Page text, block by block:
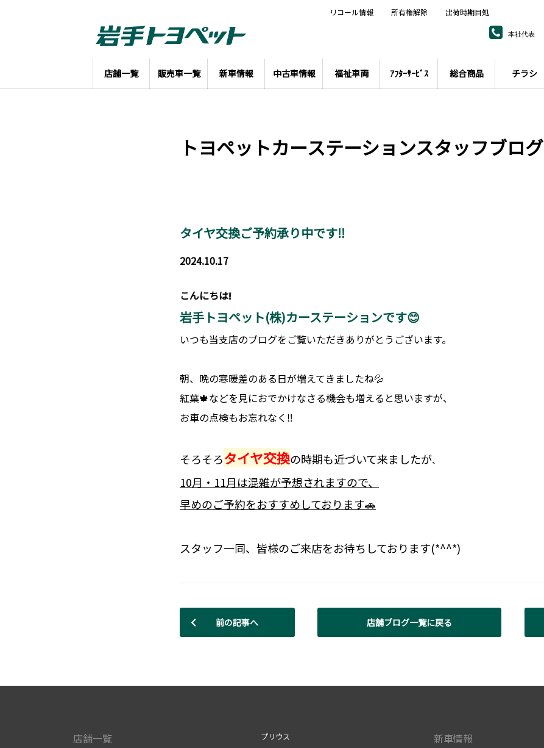
本社代表
店舗一覧 販売車一覧 新車情報 中古車情報 福祉車両 ｱﾌﾀｰｻｰﾋﾞｽ 総合商品 チラシ
リコール情報 所有権解除 出荷時期目処
トヨペットカーステーションスタッフブログ
タイヤ交換ご予約承り中です‼
2024.10.17
こんにちは❕
岩手トヨペット(株)カーステーションです😊
いつも当支店のブログをご覧いただきありがとうございます。
朝、晩の寒暖差のある日が増えてきましたね💦
紅葉🍁などを見におでかけなさる機会も増えると思いますが、
お車の点検もお忘れなく‼
そろそろタイヤ交換の時期も近づいて来ましたが、
10月・11月は混雑が予想されますので、
早めのご予約をおすすめしております🚗
スタッフ一同、皆様のご来店をお待ちしております(*^^*)
前の記事へ 店舗ブログ一覧に戻る
店舗一覧
プリウス
新車情報